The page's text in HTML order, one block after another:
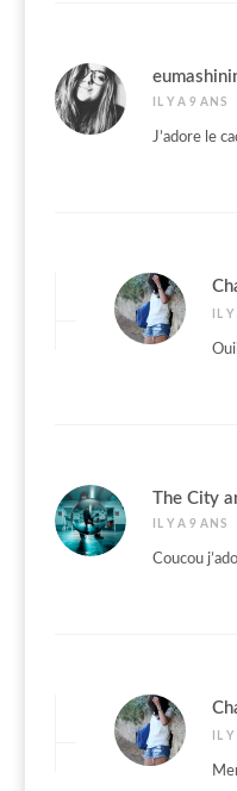
IL Y A 9 ANS
J’adore le
IL
The City
IL Y A 9 ANS
Coucou
IL